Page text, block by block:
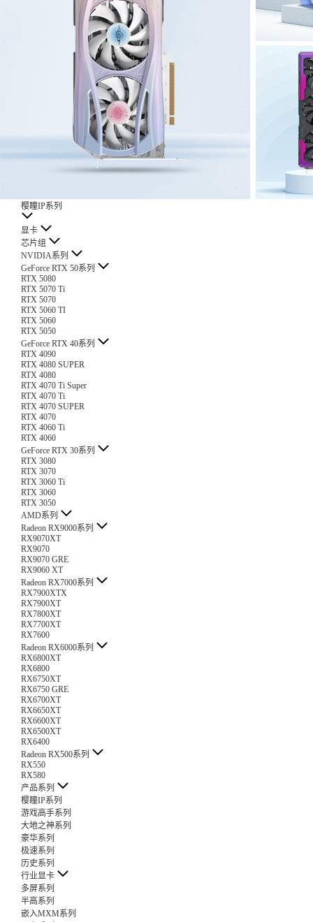
樱瞳IP系列
显卡
芯片组
NVIDIA系列
GeForce RTX 50系列
RTX 5080
RTX 5070 Ti
RTX 5070
RTX 5060 TI
RTX 5060
RTX 5050
GeForce RTX 40系列
RTX 4090
RTX 4080 SUPER
RTX 4080
RTX 4070 Ti Super
RTX 4070 Ti
RTX 4070 SUPER
RTX 4070
RTX 4060 Ti
RTX 4060
GeForce RTX 30系列
RTX 3080
RTX 3070
RTX 3060 Ti
RTX 3060
RTX 3050
AMD系列
Radeon RX9000系列
RX9070XT
RX9070
RX9070 GRE
RX9060 XT
Radeon RX7000系列
RX7900XTX
RX7900XT
RX7800XT
RX7700XT
RX7600
Radeon RX6000系列
RX6800XT
RX6800
RX6750XT
RX6750 GRE
RX6700XT
RX6650XT
RX6600XT
RX6500XT
RX6400
Radeon RX500系列
RX550
RX580
产品系列
樱瞳IP系列
游戏高手系列
大地之神系列
豪华系列
极速系列
历史系列
行业显卡
多屏系列
半高系列
嵌入MXM系列